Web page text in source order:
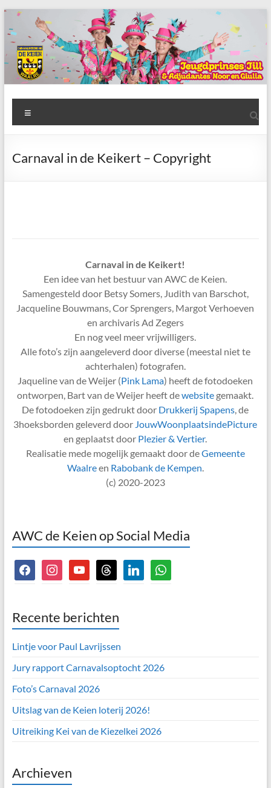
Ga
naar
de
inhoud
AWC
de
Keien
Carnaval in de Keikert – Copyright
Carnaval in de Keikert!
Een idee van het bestuur van AWC de Keien.
Samengesteld door Betsy Somers, Judith van Barschot,
Jacqueline Bouwmans, Cor Sprengers, Margot Verhoeven
en archivaris Ad Zegers
En nog veel meer vrijwilligers.
Alle foto’s zijn aangeleverd door diverse (meestal niet te
achterhalen) fotografen.
Jaqueline van de Weijer (Pink Lama) heeft de fotodoeken
ontworpen, Bart van de Weijer heeft dewebsite gemaakt.
De fotodoeken zijn gedrukt door Drukkerij Spapens, de
3hoeksborden geleverd door JouwWoonplaatsindePicture
en geplaatst door Plezier & Vertier.
Realisatie mede mogelijk gemaakt door deGemeente
Waalreen Rabobank de Kempen.
(c) 2020-2023
AWC de Keien op Social Media
facebookinstagramyoutubethreads linkedinwhatsapp
Recente berichten
Lintje voor Paul Lavrijssen
Jury rapport Carnavalsoptocht 2026
Foto’s Carnaval 2026
Uitslag van de Keien loterij 2026!
Uitreiking Kei van de Kiezelkei 2026
Archieven